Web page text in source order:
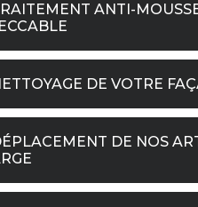
ANTI-
DE VOTRE
DE NOS